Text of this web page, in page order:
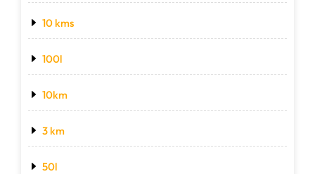
10 kms
100l
10km
3 km
50l